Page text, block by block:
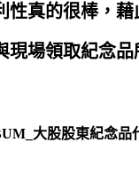
性真的很棒，
現場領取紀念